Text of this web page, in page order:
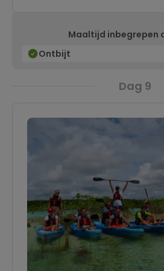
Maaltijd inbegrepen
Ontbijt
Dag 9